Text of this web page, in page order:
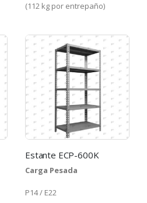
(112 kg por entrepaño)
Estante ECP-600K
Carga Pesada
P14 / E22